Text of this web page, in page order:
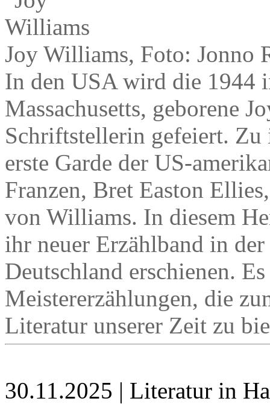
Joy Williams, Foto: Jonno
In den USA wird die 1944
Massachusetts, geborene
Schriftstellerin gefeiert. Zu
erste Garde der US-
Franzen, Bret Easton
von Williams. In diesem
ihr neuer Erzählband in
Deutschland erschienen.
Meistererzählungen, die
Literatur unserer Zeit zu
30.11.2025 | Literatur in